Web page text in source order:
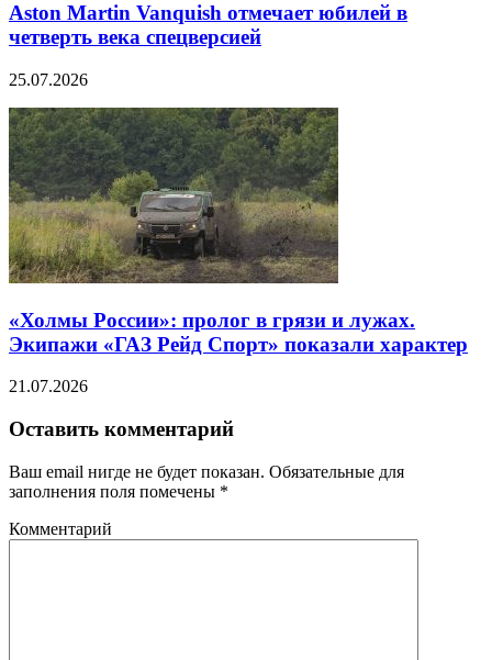
Aston Martin Vanquish отмечает юбилей в
четверть века спецверсией
25.07.2026
«Холмы России»: пролог в грязи и лужах.
Экипажи «ГАЗ Рейд Спорт» показали характер
21.07.2026
Оставить комментарий
Ваш email нигде не будет показан. Обязательные для
заполнения поля помечены *
Комментарий